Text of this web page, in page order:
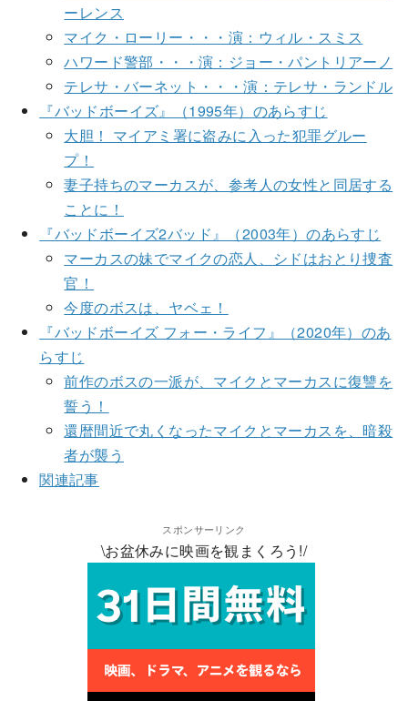
ーレンス
マイク・ローリー・・・演：ウィル・スミス
ハワード警部・・・演：ジョー・パントリアーノ
テレサ・バーネット・・・演：テレサ・ランドル
『バッドボーイズ』（1995年）のあらすじ
大胆！ マイアミ署に盗みに入った犯罪グルー
プ！
妻子持ちのマーカスが、参考人の女性と同居する
ことに！
『バッドボーイズ2バッド』（2003年）のあらすじ
マーカスの妹でマイクの恋人、シドはおとり捜査
官！
今度のボスは、ヤベェ！
『バッドボーイズ フォー・ライフ』（2020年）のあ
らすじ
前作のボスの一派が、マイクとマーカスに復讐を
誓う！
還暦間近で丸くなったマイクとマーカスを、暗殺
者が襲う
関連記事
スポンサーリンク
\お盆休みに映画を観まくろう!/